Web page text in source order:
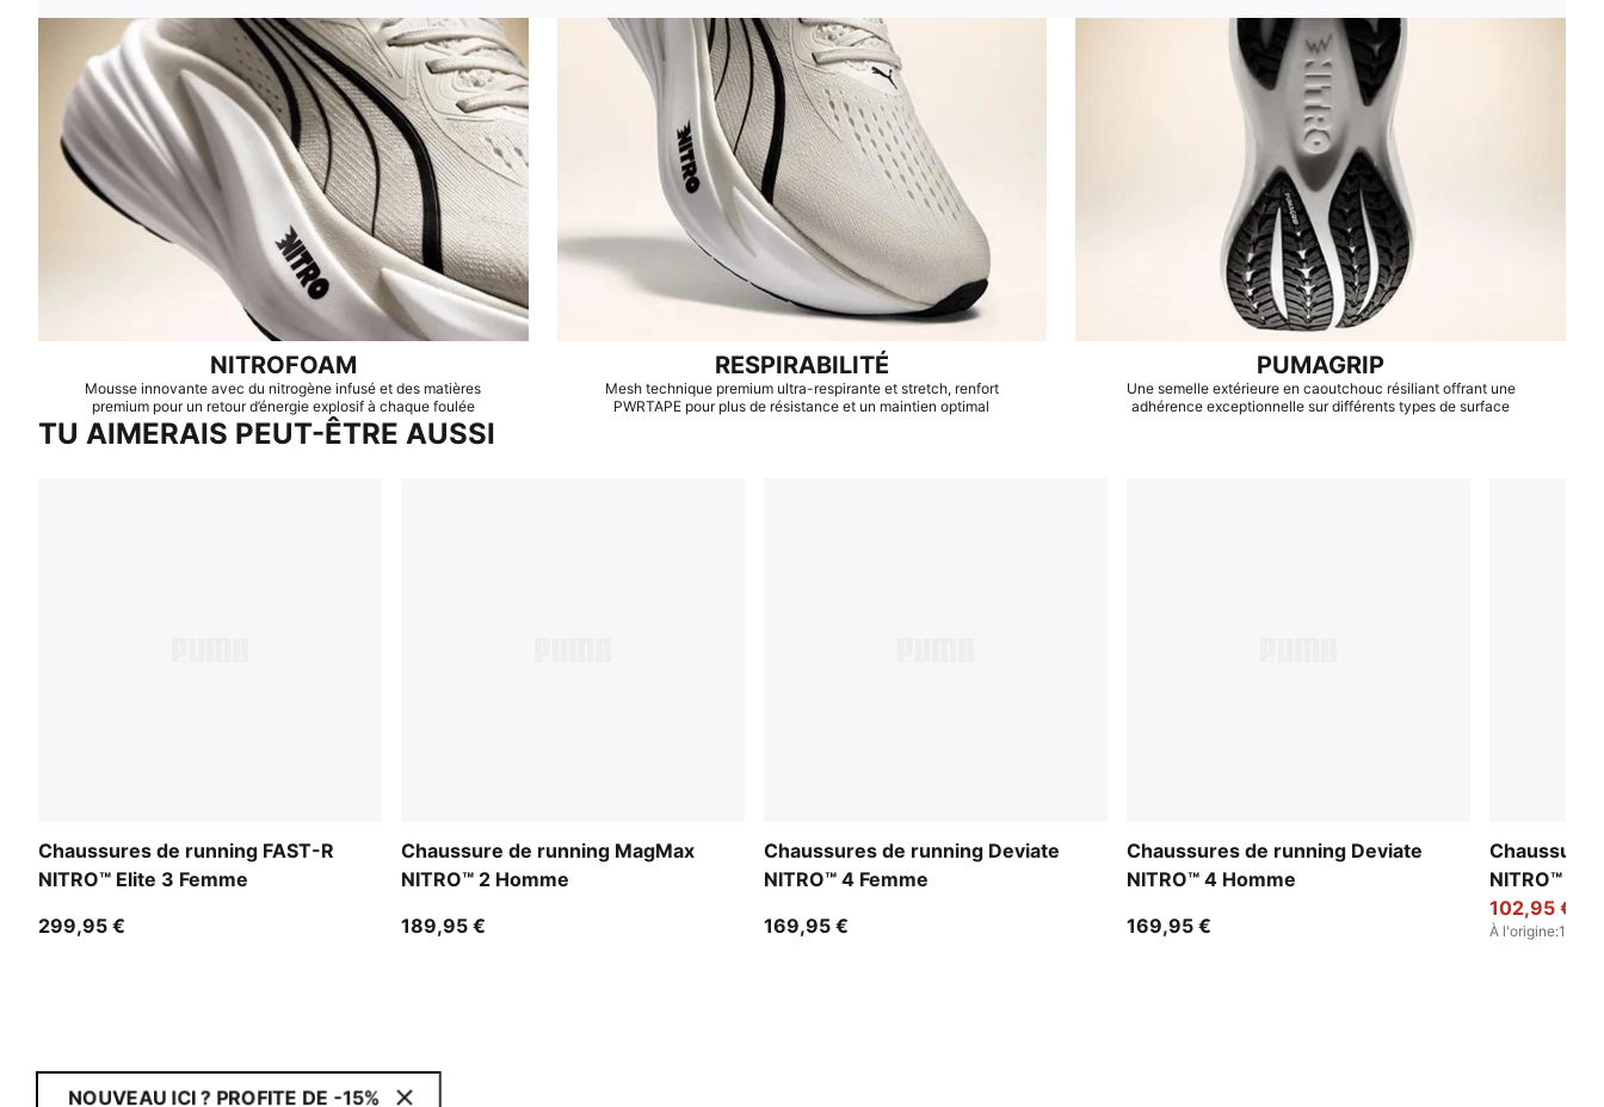
NITROFOAM
Mousse innovante avec du nitrogène infusé et des matières
premium pour un retour d’énergie explosif à chaque foulée
RESPIRABILITÉ
Mesh technique premium ultra-respirante et stretch, renfort
PWRTAPE pour plus de résistance et un maintien optimal
PUMAGRIP
Une semelle extérieure en caoutchouc résiliant offrant une
adhérence exceptionnelle sur différents types de surface
TU AIMERAIS PEUT-ÊTRE AUSSI
Chaussures de running FAST-R
NITRO™ Elite 3 Femme
299,95 €
Chaussure de running MagMax
NITRO™ 2 Homme
189,95 €
Chaussures de running Deviate
NITRO™ 4 Femme
169,95 €
Chaussures de running Deviate
NITRO™ 4 Homme
169,95 €
NITRO™ 4
102,95 €
À l'origine:
NOUVEAU ICI ? PROFITE DE -15%